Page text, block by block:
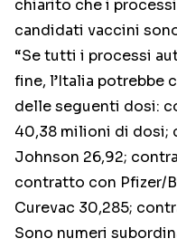
chiarito che i
candidati vaccini
“Se tutti i processi
fine, l’Italia potrebbe
delle seguenti dosi:
40,38 milioni di dosi;
Johnson 26,92;
contratto con Pfizer/
Curevac 30,285;
Sono numeri